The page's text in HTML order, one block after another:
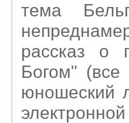
тема
рассказ о
Богом"
юношеский